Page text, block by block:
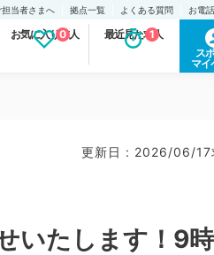
当者さまへ 拠点一覧 よくある質問 お電
お気に入り求人
0 最近見た求人
1
ス
マイ
更新日 : 2026/06/17
いたします！9